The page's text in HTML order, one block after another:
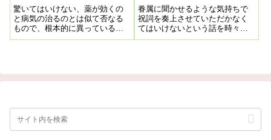
驚いてはいけない、薬が効くの
と病気の治るのとは似て否なる
もので、根本的に異っている事
である。という訳は薬が効くと
眷属に聞かせるような気持ちで
祝詞を奏上させていただかなく
てはいけないという話を時々聞
かせてもらっていたのです
という御論文で使われているこ